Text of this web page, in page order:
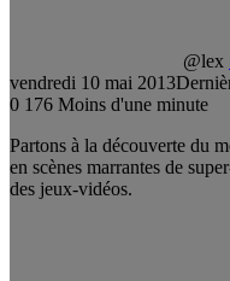
@lex
vendredi 10 mai 2013
0 176 Moins d'une minute
Partons à la découverte du
en scènes marrantes de
des jeux-vidéos.